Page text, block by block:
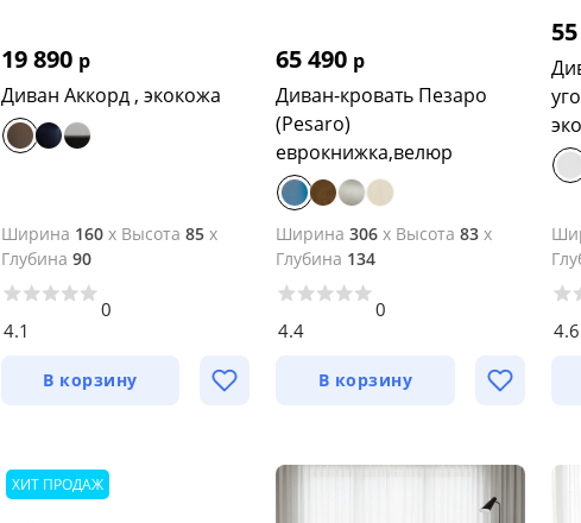
19 890 р
Диван Аккорд , экокожа
Ширина 160x Высота 85x
Глубина 90
4.1
0
В корзину
65 490 р
Диван-кровать Пезаро
(Pesaro)
еврокнижка,велюр
Ширина 306 x Высота 83 x
Глубина 134
4.4
0
В корзину
4.6
ХИТ ПРОДАЖ